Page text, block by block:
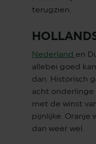
terugzien.
Nederland en
allebei goed
dan. Historisch
acht
met de winst
pijnlijke. Oranje
dan weer wel.